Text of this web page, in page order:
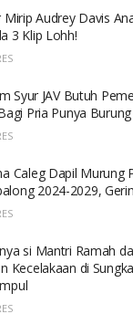
Mirip Audrey Davis
3 Klip Lohh!
Syur JAV Butuh
Pria Punya Burung
Caleg Dapil Murung
2024-2029,
si Mantri Ramah
Kecelakaan di